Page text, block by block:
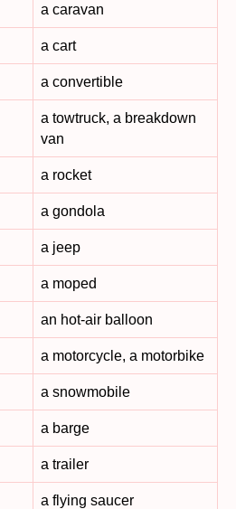
a caravan
a cart
a convertible
a towtruck, a breakdown
van
a rocket
a gondola
a jeep
a moped
an hot-air balloon
a motorcycle, a motorbike
a snowmobile
a barge
a trailer
a flying saucer